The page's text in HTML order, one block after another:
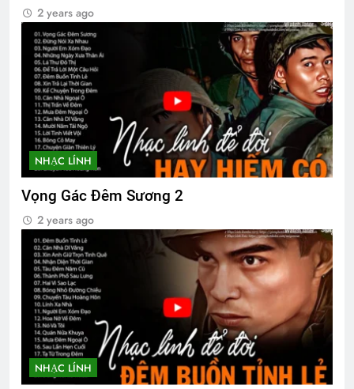
2 years ago
NHẠC LÍNH
Vọng Gác Đêm Sương 2
2 years ago
NHẠC LÍNH